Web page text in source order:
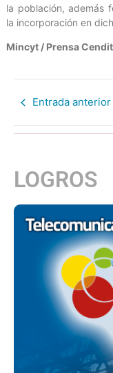
la población, además
la incorporación en
Mincyt / Prensa Cendit
Entrada anterior
LOGROS